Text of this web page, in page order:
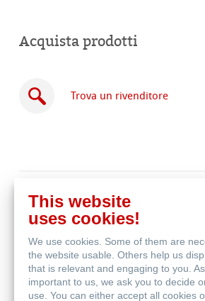
Acquista prodotti
Trova un rivenditore
online
Prodotti correlati
This website
uses cookies!
We use cookies. Some of them are
the website usable. Others help us
that is relevant and engaging to you.
important to us, we ask you to decide
use. You can either accept all cookies